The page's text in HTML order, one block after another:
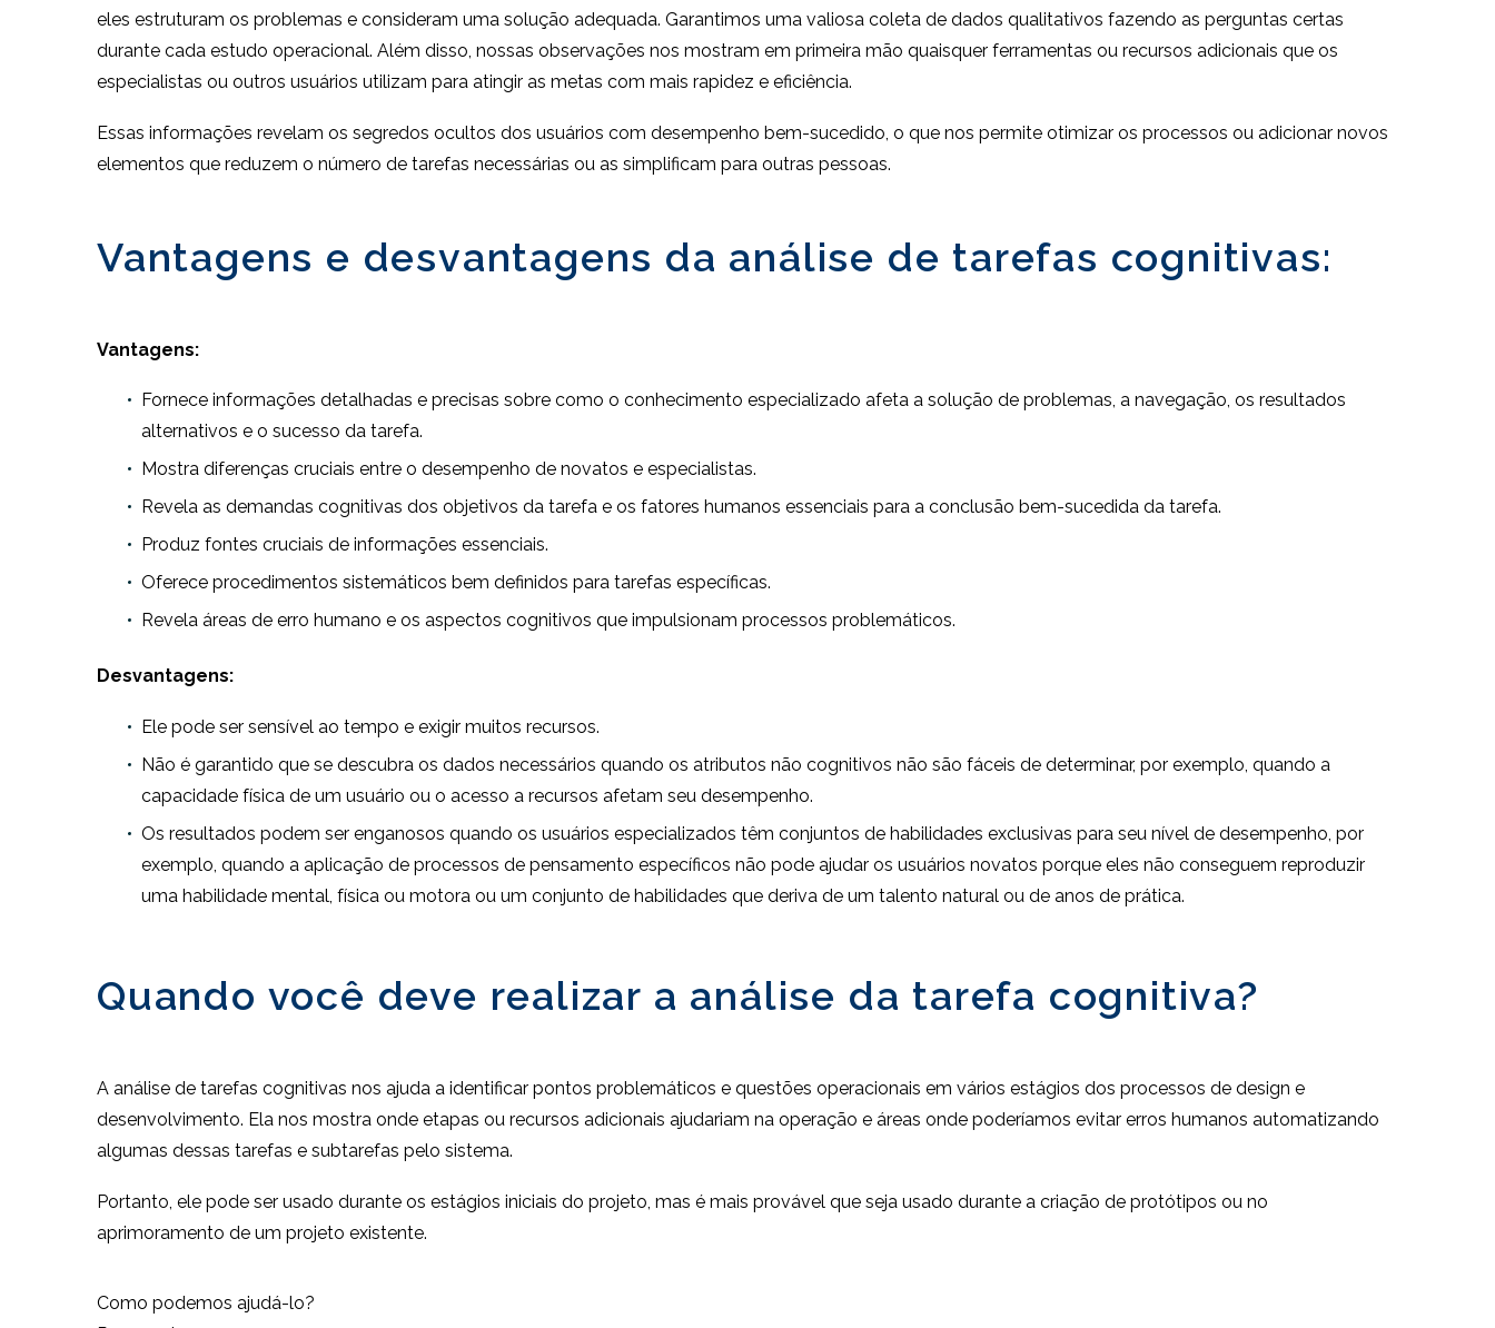
eles estruturam os problemas e consideram uma solução adequada. Garantimos uma valiosa coleta de dados qualitativos fazendo as perguntas certas
durante cada estudo operacional. Além disso, nossas observações nos mostram em primeira mão quaisquer ferramentas ou recursos adicionais que os
especialistas ou outros usuários utilizam para atingir as metas com mais rapidez e eficiência.
Essas informações revelam os segredos ocultos dos usuários com desempenho bem-sucedido, o que nos permite otimizar os processos ou adicionar novos
elementos que reduzem o número de tarefas necessárias ou as simplificam para outras pessoas.
Vantagens e desvantagens da análise de tarefas cognitivas:
Vantagens:
Fornece informações detalhadas e precisas sobre como o conhecimento especializado afeta a solução de problemas, a navegação, os resultados
alternativos e o sucesso da tarefa.
Mostra diferenças cruciais entre o desempenho de novatos e especialistas.
Revela as demandas cognitivas dos objetivos da tarefa e os fatores humanos essenciais para a conclusão bem-sucedida da tarefa.
Produz fontes cruciais de informações essenciais.
Oferece procedimentos sistemáticos bem definidos para tarefas específicas.
Revela áreas de erro humano e os aspectos cognitivos que impulsionam processos problemáticos.
Desvantagens:
Ele pode ser sensível ao tempo e exigir muitos recursos.
Não é garantido que se descubra os dados necessários quando os atributos não cognitivos não são fáceis de determinar, por exemplo, quando a
capacidade física de um usuário ou o acesso a recursos afetam seu desempenho.
Os resultados podem ser enganosos quando os usuários especializados têm conjuntos de habilidades exclusivas para seu nível de desempenho, por
exemplo, quando a aplicação de processos de pensamento específicos não pode ajudar os usuários novatos porque eles não conseguem reproduzir
uma habilidade mental, física ou motora ou um conjunto de habilidades que deriva de um talento natural ou de anos de prática.
Quando você deve realizar a análise da tarefa cognitiva?
A análise de tarefas cognitivas nos ajuda a identificar pontos problemáticos e questões operacionais em vários estágios dos processos de design e
desenvolvimento. Ela nos mostra onde etapas ou recursos adicionais ajudariam na operação e áreas onde poderíamos evitar erros humanos automatizando
algumas dessas tarefas e subtarefas pelo sistema.
Portanto, ele pode ser usado durante os estágios iniciais do projeto, mas é mais provável que seja usado durante a criação de protótipos ou no
aprimoramento de um projeto existente.
Como podemos ajudá-lo?